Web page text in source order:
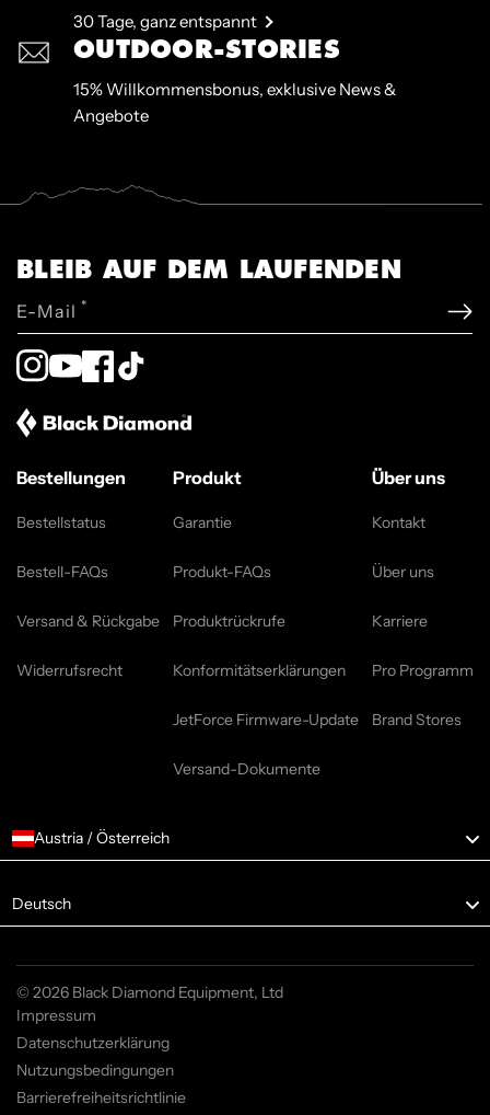
30 Tage, ganz entspannt
OUTDOOR-STORIES
15% Willkommensbonus, exklusive News &
Angebote
BLEIB AUF DEM LAUFENDEN
E-Mail *
Instagram
YouTubeFacebook
TikTok
Bestellungen
Bestellstatus
Bestell-FAQs
Versand & Rückgabe
Widerrufsrecht
Produkt
Garantie
Produkt-FAQs
Produktrückrufe
Konformitätserklärungen
JetForce Firmware-Update
Versand-Dokumente
Über uns
Kontakt
Über uns
Karriere
Pro Programm
Brand Stores
Austria / Österreich
Language
Deutsch
© 2026 Black Diamond Equipment, Ltd
Impressum
Datenschutzerklärung
Nutzungsbedingungen
Barrierefreiheitsrichtlinie